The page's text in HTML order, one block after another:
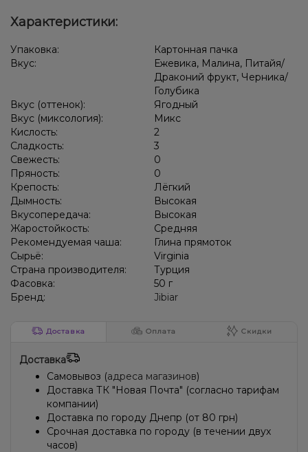
Лёд/Холодок, Манго Жвачка (мятная)
Апельсин, Лайм, Лёд/Холодок, Лимон
Лёд/Холодок, Черника/Голубика Кактус, Лёд/Холодок
Лёд/Холодок, Мята, Цитрусы Кола, Лёд/Холодок
Арбуз, Дыня, Лёд/Холодок Персик , Лёд/Холодок
Виноград, Лёд/Холодок Лёд/Холодок, Лимон
Дыня, Клубника, Лёд/Холодок
Лёд/Холодок, Персик, Черника/Голубика
Груша/Дюшес, Лёд/Холодок Лёд/Холодок, Мандарин
Виноград, Черника/Голубика Лимон
Лайм, Персик Клубника, Лайм, Малина
Апельсин, Сливки/Крем
Лёд/Холодок, Персик, Чай Фисташки Мороженое
Энергетик Клубника
Дыня, Клубника, Маракуйя Анис/Двойное яблоко
Характеристики:
Упаковка:
Картонная пачка
Вкус:
Ежевика, Малина, Питайя/
Драконий фрукт, Черника/
Голубика
Вкус (оттенок):
Ягодный
Вкус (миксология):
Микс
Кислость:
2
Сладкость:
3
Свежесть:
0
Пряность:
0
Крепость:
Лёгкий
Дымность:
Высокая
Вкусопередача:
Высокая
Жаростойкость:
Средняя
Рекомендуемая чаша:
Глина прямоток
Сырьё:
Virginia
Страна производителя:
Турция
Фасовка:
50 г
Бренд:
Jibiar
Доставка Оплата Скидки
Доставка
Самовывоз (адреса магазинов)
Доставка ТК "Новая Почта" (согласно тарифам
компании)
Доставка по городу Днепр (от 80 грн)
Срочная доставка по городу (в течении двух
часов)